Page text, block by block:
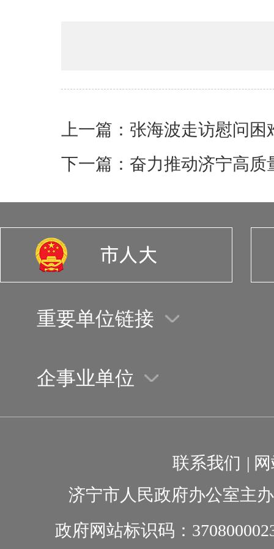
上一篇：张海波走访慰问
下一篇：奋力推动济宁高质
重要单位链接
企事业单位
联系我们 |
济宁市人民政府办公室主
政府网站标识码：